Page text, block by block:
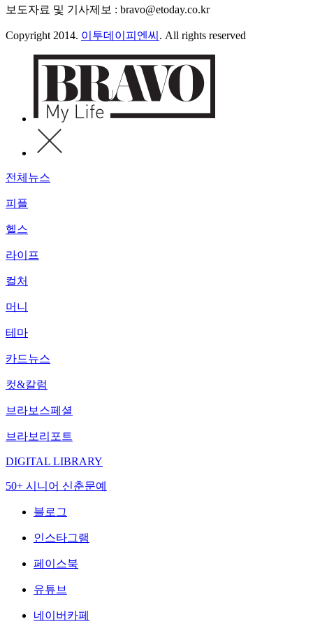
보도자료 및 기사제보 : bravo@etoday.co.kr
Copyright 2014. 이투데이피엔씨 . All rights reserved
전체뉴스
피플
헬스
라이프
컬처
머니
테마
카드뉴스
컷&칼럼
브라보스페셜
브라보리포트
DIGITAL LIBRARY
50+ 시니어 신춘문예
블로그
인스타그램
페이스북
유튜브
네이버카페